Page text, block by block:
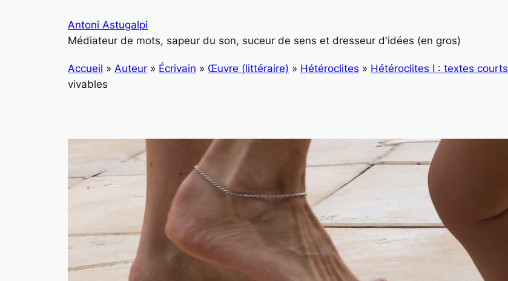
Antoni Astugalpi
Médiateur de mots, sapeur du son, suceur de sens et dresseur d'idées (en gros)
Accueil » Auteur » Écrivain » Œuvre (littéraire) » Hétéroclites » Hétéroclites I : textes courts
vivables